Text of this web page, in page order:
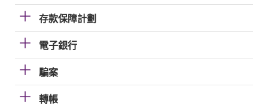
存款保障計劃
電子銀行
騙案
轉帳